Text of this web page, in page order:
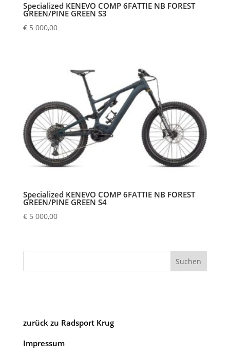
Specialized KENEVO COMP 6FATTIE NB FOREST
GREEN/PINE GREEN S3
€5 000,00
Specialized KENEVO COMP 6FATTIE NB FOREST
GREEN/PINE GREEN S4
€5 000,00
Suchen
zurück zu Radsport Krug
Impressum